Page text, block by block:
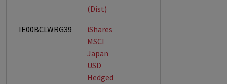
(Dist)
IE00BCLWRG39
iShares
MSCI
Japan
USD
Hedged